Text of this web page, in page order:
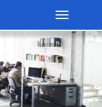
Toggle